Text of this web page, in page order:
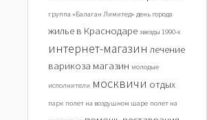
группа «Балаган Лимитед» день города
жилье в Краснодаре звезды 1990-х
интернет-магазин лечение
варикоза магазин молодые
исполнители москвичи отдых
парк полет на воздушном шаре полет на